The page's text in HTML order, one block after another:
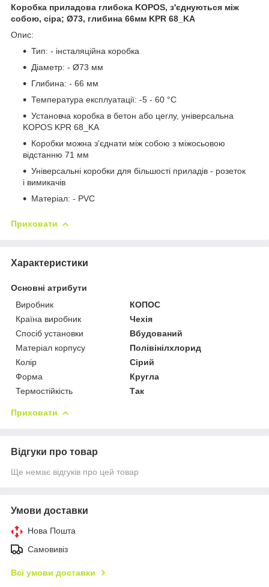
Коробка приладова глибока KOPOS, з'єднуються між
собою, сіра; Ø73, глибина 66мм KPR 68_KA
Опис:
Тип: - інсталяційна коробка
Діаметр: - Ø73 мм
Глибина: - 66 мм
Температура експлуатації: -5 - 60 °C
Установча коробка в бетон або цеглу, універсальна
KOPOS KPR 68_KA
Коробки можна з'єднати між собою з міжосьовою
відстанню 71 мм
Універсальні коробки для більшості приладів - розеток
і вимикачів
Матеріал: - PVC
Приховати
Характеристики
Основні атрибути
Виробник
КОПОС
Країна виробник
Чехія
Спосіб установки
Вбудований
Матеріал корпусу
Полівінілхлорид
Колір
Сірий
Форма
Кругла
Термостійкість
Так
Приховати
Відгуки про товар
Ще немає відгуків про цей товар
Умови доставки
Нова Пошта
Самовивіз
Всі умови доставки